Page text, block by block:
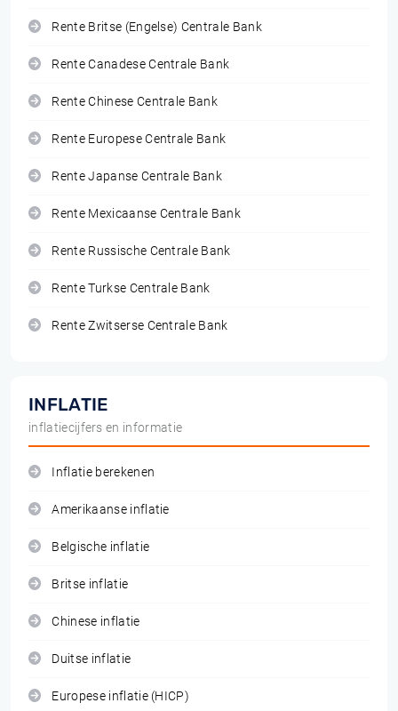
Rente Britse (Engelse) Centrale Bank
Rente Canadese Centrale Bank
Rente Chinese Centrale Bank
Rente Europese Centrale Bank
Rente Japanse Centrale Bank
Rente Mexicaanse Centrale Bank
Rente Russische Centrale Bank
Rente Turkse Centrale Bank
Rente Zwitserse Centrale Bank
INFLATIE
inflatiecijfers en informatie
Inflatie berekenen
Amerikaanse inflatie
Belgische inflatie
Britse inflatie
Chinese inflatie
Duitse inflatie
Europese inflatie (HICP)